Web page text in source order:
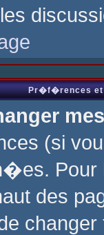
Pr�f�rences et
(si
des